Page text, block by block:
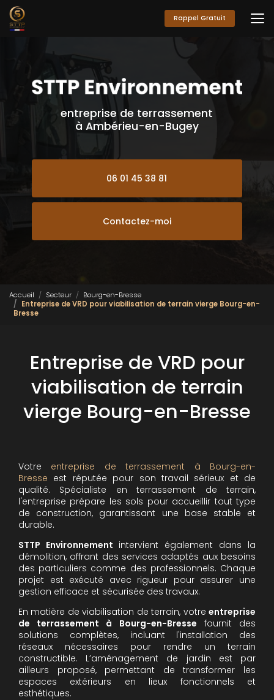
Aller
au
contenu
Rappel Gratuit
entreprise de terrassement
à Ambérieu-en-Bugey
06 01 45 38 81
Contactez-moi
Accueil Secteur
Bourg-en-Bresse
Entreprise de VRD pour viabilisation de terrain vierge Bourg-en-
Bresse
Entreprise de VRD pour
viabilisation de terrain
vierge Bourg-en-Bresse
Votre entreprise de terrassement à Bourg-en-
Bresse est réputée pour son travail sérieux et de
qualité. Spécialiste en terrassement de terrain,
l'entreprise prépare les sols pour accueillir tout type
de construction, garantissant une base stable et
durable.
STTP Environnement intervient également dans la
démolition, offrant des services adaptés aux besoins
des particuliers comme des professionnels. Chaque
projet est exécuté avec rigueur pour assurer une
gestion efficace et sécurisée des travaux.
En matière de viabilisation de terrain, votre entreprise
de terrassement à Bourg-en-Bresse fournit des
solutions complètes, incluant l'installation des
réseaux nécessaires pour rendre un terrain
constructible. L’aménagement de jardin est par
ailleurs proposé, permettant de transformer les
espaces extérieurs en lieux fonctionnels et
esthétiques.